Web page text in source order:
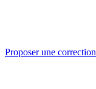
Proposer une correction